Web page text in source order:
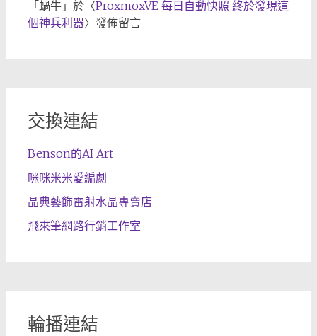
「 蝸牛」於〈ProxmoxVE 每日自動快照 終於發現這
個神兵利器〉發佈留言
交換連結
Benson的AI Art
咪咪米米愛編劇
晶典藝飾雷射水晶專賣店
飛來筆網路行銷工作室
輪播連結